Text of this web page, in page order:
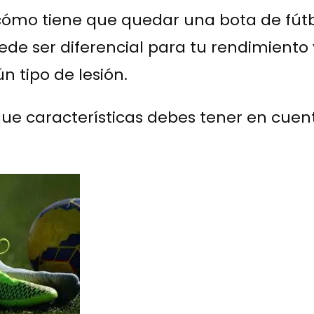
tiene que quedar una bota de
ser diferencial para tu rendimiento
tipo de lesión.
características debes tener en